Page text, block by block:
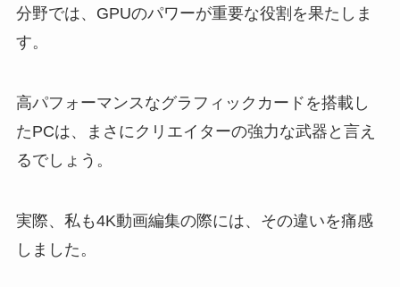
分野では、GPUのパワーが重要な役割を果たしま
す。
高パフォーマンスなグラフィックカードを搭載し
たPCは、まさにクリエイターの強力な武器と言え
るでしょう。
実際、私も4K動画編集の際には、その違いを痛感
しました。